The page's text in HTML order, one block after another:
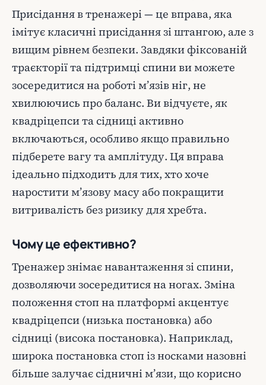
Присідання в тренажері — це вправа, яка
імітує класичні присідання зі штангою, але з
вищим рівнем безпеки. Завдяки фіксованій
траєкторії та підтримці спини ви можете
зосередитися на роботі м’язів ніг, не
хвилюючись про баланс. Ви відчуєте, як
квадріцепси та сідниці активно
включаються, особливо якщо правильно
підберете вагу та амплітуду. Ця вправа
ідеально підходить для тих, хто хоче
наростити м’язову масу або покращити
витривалість без ризику для хребта.
Чому це ефективно?
Тренажер знімає навантаження зі спини,
дозволяючи зосередитися на ногах. Зміна
положення стоп на платформі акцентує
квадріцепси (низька постановка) або
сідниці (висока постановка). Наприклад,
широка постановка стоп із носками назовні
більше залучає сідничні м’язи, що корисно